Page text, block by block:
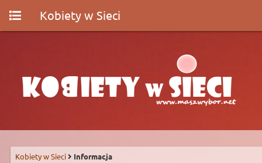
Kobiety w Sieci
Kobiety w Sieci Informacja